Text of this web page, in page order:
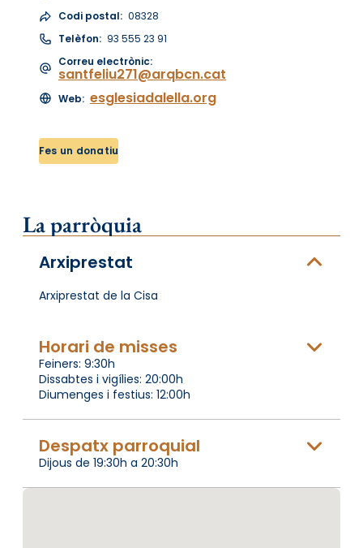
Codi postal: 08328
Telèfon: 93 555 23 91
Correu electrònic:
santfeliu271@arqbcn.cat
Web: esglesiadalella.org
Fes un donatiu
La parròquia
Arxiprestat
Arxiprestat de la Cisa
Horari de misses
Feiners: 9:30h
Dissabtes i vigílies: 20:00h
Diumenges i festius: 12:00h
Despatx parroquial
Dijous de 19:30h a 20:30h